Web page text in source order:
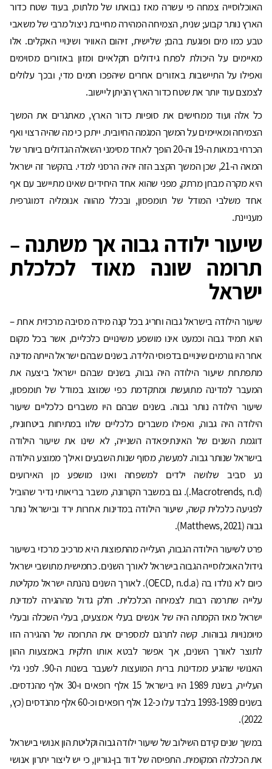
האוכלוסייה צמחה פי עשרה מאז נבואתו של מלתוס, בעוד שטח כדור
הארץ נותר קבוע; שנית, הצמיחה המהירה מחייבת ניצול מרבי של משאבי
טבע כמו מים ופוגעת בהם; שלישית, זיהום האוויר ושינויי האקלים. אלו
מאיימים על היכולת לפתח גידולים חקלאיים ומזון באזורים מסוימים
ואפילו על התיישבות באזורים אחרים שיהפכו חמים מדי, ובכך עלולים
לצמצם עוד יותר את שטח כדור הארץ הניתן ליישוב.
כל אלה ועוד ממחישים את סופיות כדור הארץ, מאתגרים את המשך
הצמיחה ומאיימים על המשך המגמה החיובית. ייתכן כי מה שהיה רצוי ואף
הכרחי במאות ה-19 וה-20 הופך לאחד מסימני השאלה הגדולים ביותר של
המאה ה-21, שכן המשך הקצב הזה יהיה הרסני למדי. בהקשר זה ישראל
היא מקרה מבחן מרתק, מפני שהוא אחד היחידים שאינו מתיישב עם אף
אחד משלבי המודל של תומפסון, ובכלל מהווה אנומליה דמוגרפית
מעניינת.
שיעור ילודה גבוה אך משתנה –
תרומה שונה מאוד לכלכלת
ישראל
שיעור הילודה בישראל גבוה וחריג בכל קנה מידה מסיבה מרכזית אחת –
הוא תמיד גבוה וכמעט אינו מושפע משינויים כלכליים, אשר בכל מקום
אחר היו גורמים שינויים בדפוסי הלידה. בשנים שבהם ישראל הייתה מדינה
מתפתחת שיעור הילודה היה גבוה, בשנים שבהם ישראל ביצעה את
המעבר למדינה מתועשת ומתקדמת כפי שמוצג במודל של תומפסון,
שיעור הילודה נותר גבוה. בשנים שבהם היו משברים כלכליים שיעור
הילודה היה גבוה, ואפילו משברים כלכליים שלוו במתיחות ביטחונית,
דוגמת השנים של האינתיפאדה השנייה, לא שינו את שיעור הילודה
בישראל שנותר גבוה. למעשה, מסוף שנות השבעים ואילך ממוצע הילודה
נע סביב שלושה ילדים למשפחה ואינו מושפע מן האירועים
(Macrotrends, n.d.). גם במשבר הקורונה, משבר בריאותי נדיר שהוביל
לפגיעה כלכלית קשה, שיעור הילודה במדינות אחרות ירד ובישראל נותר
גבוה (Matthews, 2021).
פרט לשיעור הילודה הגבוה, העלייה מהתפוצות היא מרכיב מרכזי בשיעור
גידול האוכלוסייה הגבוה בישראל לאורך השנים. כחמישית מתושבי ישראל
כיום לא נולדו בה (OECD, n.d.a). לאורך השנים נהנתה ישראל מקליטת
עלייה שתרמה רבות לצמיחה הכלכלית. חלק גדול מההגירה למדינת
ישראל מאז הקמתה היה של אנשים בעלי אמצעים, בעלי השכלה ובעלי
מיומנויות גבוהות. קשה לתרגם למספרים את התרומה של ההגירה הזו
לתוצר לאורך השנים, אך אפשר לבטא אותו חלקית באמצעות ההון
האנושי שהגיע ממדינות ברית המועצות לשעבר בשנות ה-90. לפני גלי
העלייה, בשנת 1989 היו בישראל 15 אלף רופאים ו-30 אלף מהנדסים.
בשנים 1993-1989 בלבד עלו כ-12 אלף רופאים וכ-60 אלף מהנדסים (כץ,
2022).
במשך שנים קידם השילוב של שיעור ילודה גבוה וקליטת הון אנושי בישראל
את הכלכלה המקומית. התפיסה של דוד בן-גוריון, כי יש ליצור יתרון אנושי